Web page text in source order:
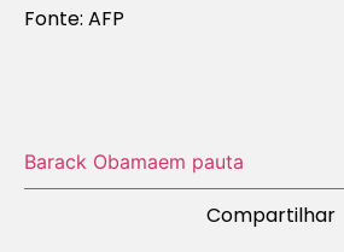
Fonte: AFP
Barack Obamaem pauta
Compartilhar